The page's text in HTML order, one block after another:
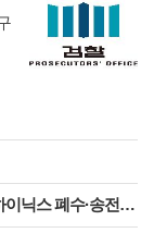
온실가스 대책 마련하라"